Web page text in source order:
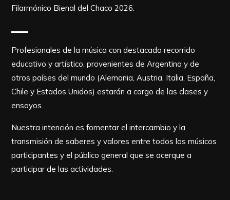
Filarmónico Bienal del Chaco 2026.
Profesionales de la música con destacado recorrido
educativo y artístico, provenientes de Argentina y de
otros países del mundo (Alemania, Austria, Italia, España,
Chile y Estados Unidos) estarán a cargo de las clases y
ensayos.
Nuestra intención es fomentar el intercambio y la
transmisión de saberes y valores entre todos los músicos
participantes y el público general que se acerque a
participar de las actividades.